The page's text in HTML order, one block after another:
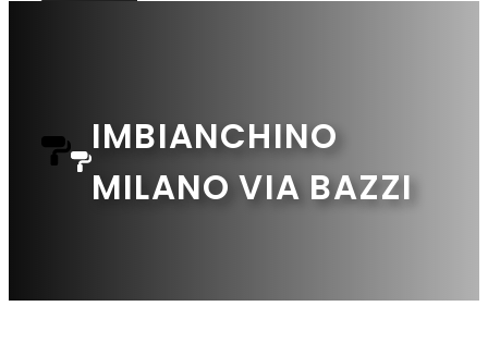
IMBIANCHINO
MILANO VIA BAZZI